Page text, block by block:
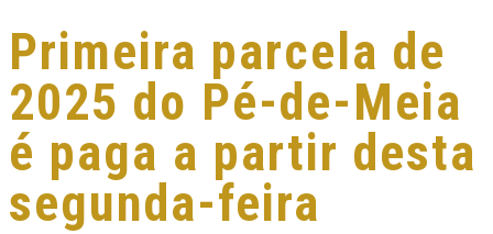
Primeira parcela de
2025 do Pé-de-Meia
é paga a partir desta
segunda-feira